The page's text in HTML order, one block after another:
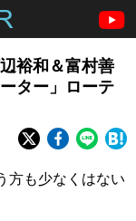
裕和＆富村善
ター」ローテ
方も少なくはない